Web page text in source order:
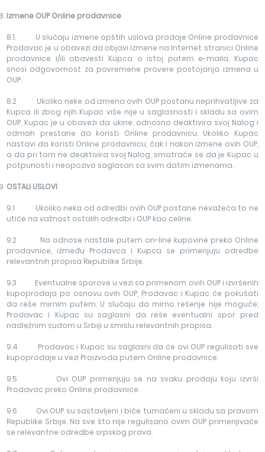
Izmene OUP Online prodavnice
8.1. U slučaju izmene opštih uslova prodaje Online prodavnice
Prodavac je u obavezi da objavi izmene na Internet stranici Online
prodavnice i/ili obavesti Kupca o istoj putem e-maila. Kupac
snosi odgovornost za povremene provere postojanja izmena u
OUP.
8.2 Ukoliko neke od izmena ovih OUP postanu neprihvatljive za
Kupca ili zbog njih Kupac više nije u saglasnosti i skladu sa ovim
OUP, Kupac je u obavezi da ukine, odnosno deaktivira svoj Nalog i
odmah prestane da koristi Online prodavnicu. Ukoliko Kupac
nastavi da koristi Online prodavnicu, čak i nakon izmene ovih OUP,
a da pri tom ne deaktivira svoj Nalog, smatraće se da je Kupac u
potpunosti i neopozivo saglasan sa svim datim izmenama.
OSTALI USLOVI
9.1 Ukoliko neka od odredbi ovih OUP postane nevažeća to ne
utiče na važnost ostalih odredbi i OUP kao celine.
9.2 Na odnose nastale putem on-line kupovine preko Online
prodavnice, između Prodavca i Kupca se primenjuju odredbe
relevantnih propisa Republike Srbije.
9.3 Eventualne sporove u vezi sa primenom ovih OUP i izvršenih
kupoprodaja po osnovu ovih OUP, Prodavac i Kupac će pokušati
da reše mirnim putem. U slučaju da mirno rešenje nije moguće,
Prodavac i Kupac su saglasni da reše eventualni spor pred
nadležnim sudom u Srbiji u smislu relevantnih propisa.
9.4 Prodavac i Kupac su saglasni da će ovi OUP regulisati sve
kupoprodaje u vezi Proizvoda putem Online prodavnice.
9.5 Ovi OUP primenjuju se na svaku prodaju koju izvrši
Prodavac preko Online prodavnice.
9.6 Ovi OUP su sastavljeni i biće tumačeni u skladu sa pravom
Republike Srbije. Na sve što nije regulisano ovim OUP primenjivaće
se relevantne odredbe srpskog prava.